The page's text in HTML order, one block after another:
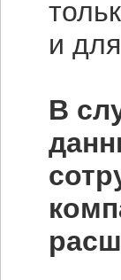
и
В